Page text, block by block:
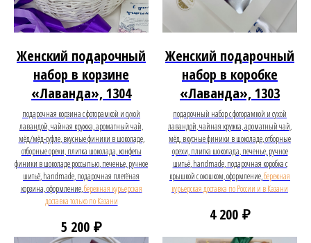
Женский подарочный
набор в корзине
«Лаванда», 1304
подарочная корзина с фоторамкой и сухой
лавандой, чайная кружка, ароматный чай,
мёд/мёд-суфле, вкусные финики в шоколаде,
отборные орехи, плитка шоколада, конфеты
финики в шоколаде россыпью, печенье, ручное
шитьё, handmade, подарочная плетёная
корзина, оформление,бережная курьерская
доставка только по Казани
5 200 ₽
Женский подарочный
набор в коробке
«Лаванда», 1303
подарочный набор с фоторамкой и сухой
лавандой, чайная кружка, ароматный чай,
мёд, вкусные финики в шоколаде, отборные
орехи, плитка шоколада, печенье, ручное
шитьё, handmade, подарочная коробка с
крышкой с окошком, оформление,бережная
курьерская доставка по России и в Казани
4 200 ₽